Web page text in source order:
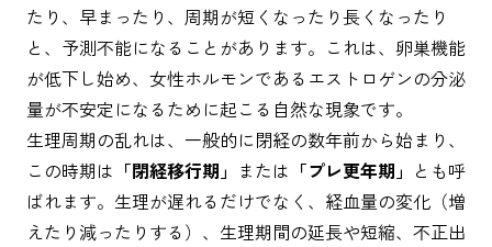
たり、早まったり、周期が短くなったり長くなったり
と、予測不能になることがあります。これは、卵巣機能
が低下し始め、女性ホルモンであるエストロゲンの分泌
量が不安定になるために起こる自然な現象です。
生理周期の乱れは、一般的に閉経の数年前から始まり、
この時期は 「閉経移行期」 または 「プレ更年期」 とも呼
ばれます。生理が遅れるだけでなく、経血量の変化（増
えたり減ったりする）、生理期間の延長や短縮、不正出